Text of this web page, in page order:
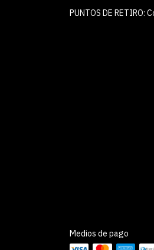
PUNTOS DE RETIRO:
Medios de pago